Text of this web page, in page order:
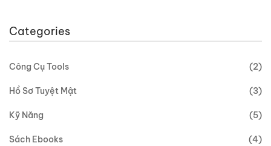
Categories
Công Cụ Tools (2)
Hồ Sơ Tuyệt Mật (3)
Kỹ Năng (5)
Sách Ebooks (4)